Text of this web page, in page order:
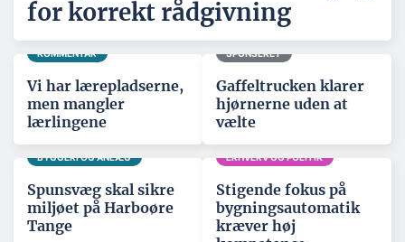
for korrekt rådgivning
KOMMENTAR
Vi har lærepladserne,
men mangler
lærlingene
SPONSERET
Gaffeltrucken klarer
hjørnerne uden at
vælte
BYGGERI OG ANLÆG
Spunsvæg skal sikre
miljøet på Harboøre
Tange
ERHVERV OG POLITIK
Stigende fokus på
bygningsautomatik
kræver høj